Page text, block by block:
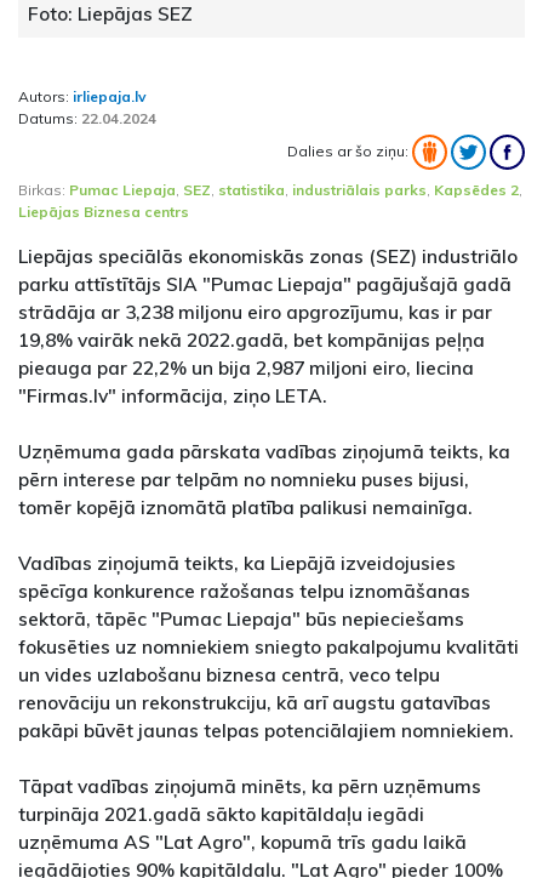
Foto: Liepājas SEZ
Autors: irliepaja.lv
Datums: 22.04.2024
Dalies ar šo ziņu:
Birkas: Pumac Liepaja, SEZ, statistika, industriālais parks, Kapsēdes 2,
Liepājas Biznesa centrs
Liepājas speciālās ekonomiskās zonas (SEZ) industriālo
parku attīstītājs SIA "Pumac Liepaja" pagājušajā gadā
strādāja ar 3,238 miljonu eiro apgrozījumu, kas ir par
19,8% vairāk nekā 2022.gadā, bet kompānijas peļņa
pieauga par 22,2% un bija 2,987 miljoni eiro, liecina
"Firmas.lv" informācija, ziņo LETA.
Uzņēmuma gada pārskata vadības ziņojumā teikts, ka
pērn interese par telpām no nomnieku puses bijusi,
tomēr kopējā iznomātā platība palikusi nemainīga.
Vadības ziņojumā teikts, ka Liepājā izveidojusies
spēcīga konkurence ražošanas telpu iznomāšanas
sektorā, tāpēc "Pumac Liepaja" būs nepieciešams
fokusēties uz nomniekiem sniegto pakalpojumu kvalitāti
un vides uzlabošanu biznesa centrā, veco telpu
renovāciju un rekonstrukciju, kā arī augstu gatavības
pakāpi būvēt jaunas telpas potenciālajiem nomniekiem.
Tāpat vadības ziņojumā minēts, ka pērn uzņēmums
turpināja 2021.gadā sākto kapitāldaļu iegādi
uzņēmuma AS "Lat Agro", kopumā trīs gadu laikā
iegādājoties 90% kapitāldaļu. "Lat Agro" pieder 100%